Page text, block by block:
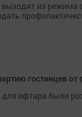
из
гостинцев от
ифтара были